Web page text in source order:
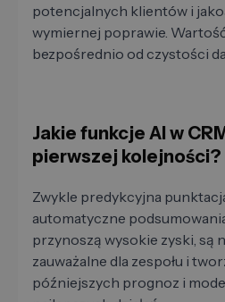
potencjalnych klientów i
wymiernej poprawie.
bezpośrednio od czystości
Jakie funkcje AI w
pierwszej kolejności?
Zwykle predykcyjna
automatyczne
przynoszą wysokie zyski, są
zauważalne dla zespołu i
późniejszych prognoz i